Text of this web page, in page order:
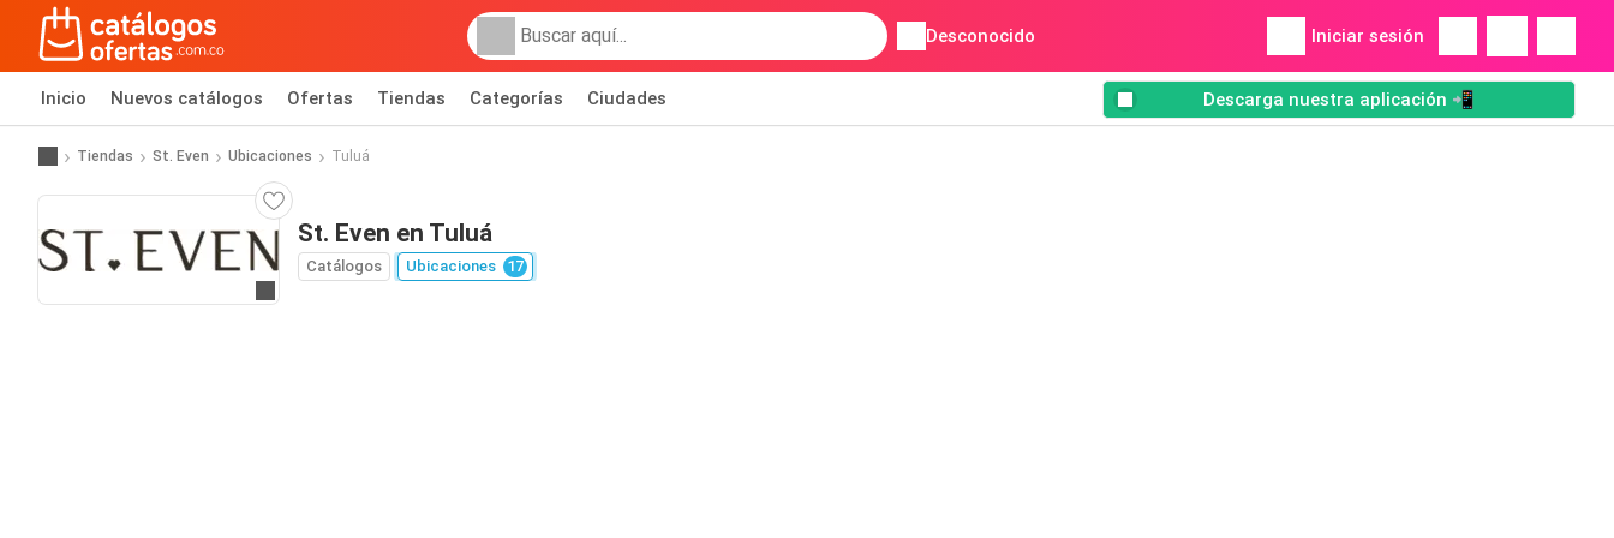
Desconocido Iniciar sesión
Inicio Nuevos catálogos Ofertas Tiendas Categorías Ciudades Descarga nuestra aplicación 📲
Tiendas St. Even Ubicaciones Tuluá
St. Even en Tuluá
Catálogos Ubicaciones 17